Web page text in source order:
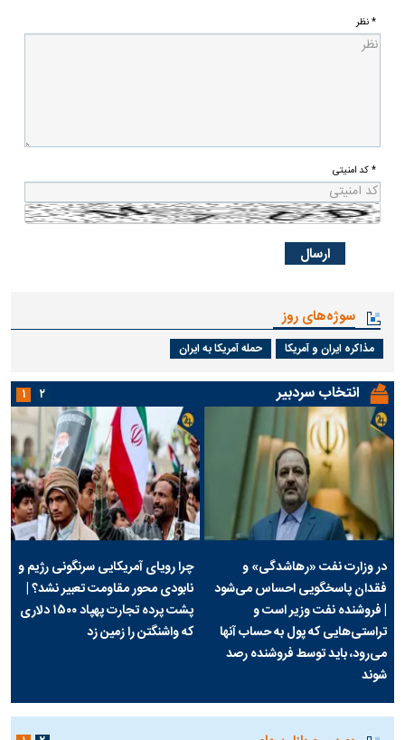
* نظر
* کد امنیتی
سوژه‌های روز
مذاکره ایران و آمریکا حمله آمریکا به ایران
انتخاب سردبیر
در وزارت نفت «رهاشدگی» و
فقدان پاسخگویی احساس می‌شود
| فروشنده نفت وزیر است و
تراستی‌هایی که پول به حساب آنها
می‌رود، باید توسط فروشنده رصد
شوند
چرا رویای آمریکایی سرنگونی رژیم و
نابودی محور مقاومت تعبیر نشد؟ |
پشت پرده تجارت پهپاد‌ ۱۵۰۰ دلاری
که واشنگتن را زمین زد
۱ ۲